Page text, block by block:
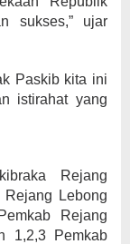
sukses,” ujar
Paskib kita ini
istirahat yang
Rejang
Lebong
Rejang
1,2,3 Pemkab